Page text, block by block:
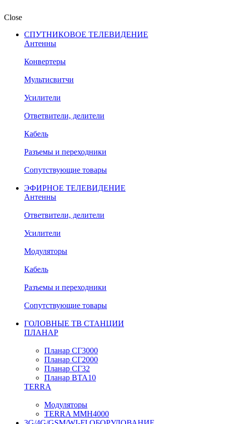
Close
СПУТНИКОВОЕ ТЕЛЕВИДЕНИЕ
Антенны
Конвертеры
Мультисвитчи
Усилители
Ответвители, делители
Кабель
Разъемы и переходники
Сопутствующие товары
ЭФИРНОЕ ТЕЛЕВИДЕНИЕ
Антенны
Ответвители, делители
Усилители
Модуляторы
Кабель
Разъемы и переходники
Сопутствующие товары
ГОЛОВНЫЕ ТВ СТАНЦИИ
ПЛАНАР
Планар СГ3000
Планар СГ2000
Планар СГ32
Планар BTA10
TERRA
Модуляторы
TERRA MMH4000